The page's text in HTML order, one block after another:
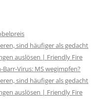
sind häufiger als gedacht
auslösen | Friendly Fire
Virus: MS wegimpfen?
sind häufiger als gedacht
auslösen | Friendly Fire